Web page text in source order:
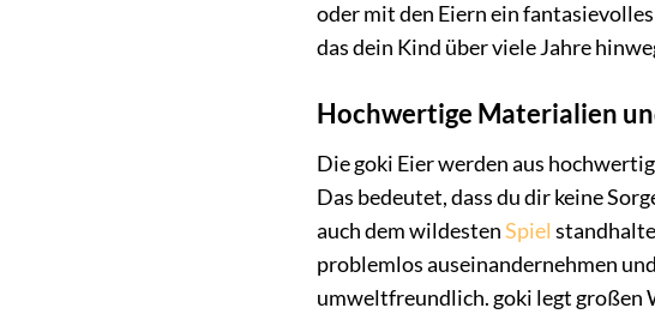
oder mit den Eiern ein
das dein Kind über viele Jahre
Hochwertige Materialien
Die goki Eier werden aus
Das bedeutet, dass du dir keine
auch dem wildestenSpiel
problemlos auseinandernehmen
umweltfreundlich. goki legt großen